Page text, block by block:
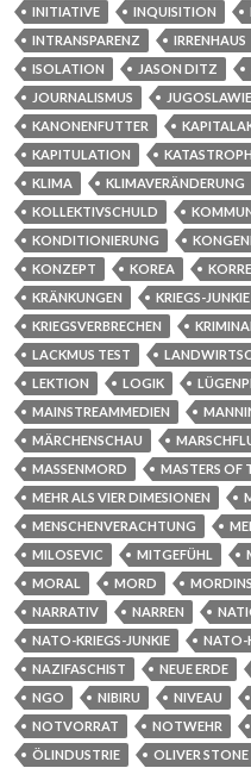
INITIATIVE
INQUISITION
INTRANSPARENZ
IRRENHAUS
ISOLATION
JASON DITZ
JOURNALISMUS
KANONENFUTTER
KAPITULATION
KLIMA
KLIMAVERÄNDERUNG
KOLLEKTIVSCHULD
KONDITIONIERUNG
KONZEPT
KOREA
KRÄNKUNGEN
KRIEGS-JUNKIE
KRIEGSVERBRECHEN
LACKMUS TEST
LEKTION
LOGIK
MAINSTREAMMEDIEN
MÄRCHENSCHAU
MASSENMORD
MASTERS OF
MEHR ALS VIER DIMESIONEN
MENSCHENVERACHTUNG
MILOSEVIC
MITGEFÜHL
MORAL
MORD
NARRATIV
NARREN
NATO-KRIEGS-JUNKIE
NATO-
NAZIFASCHIST
NEUE ERDE
NGO
NIBIRU NIVEAU
NOTVORRAT
NOTWEHR
ÖLINDUSTRIE
OLIVER STONE